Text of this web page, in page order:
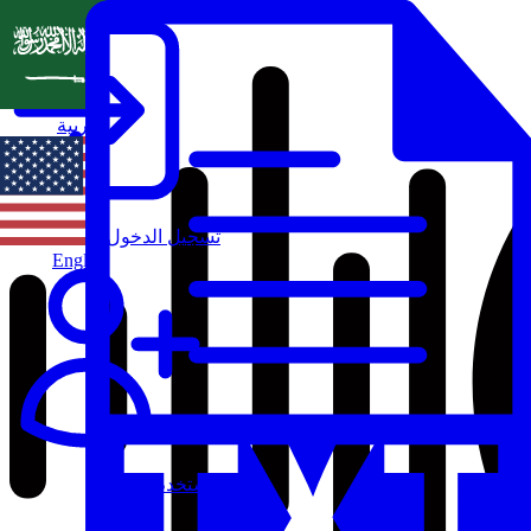
تسجيل الدخول
مستخدم جديد
العربية
English